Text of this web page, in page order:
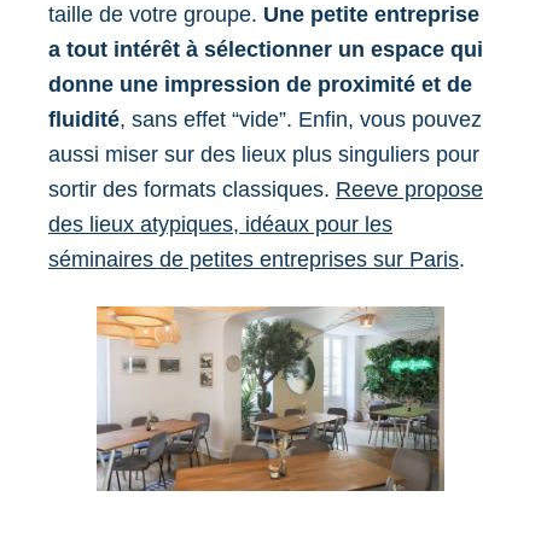
taille de votre groupe. Une petite entreprise
a tout intérêt à sélectionner un espace qui
donne une impression de proximité et de
fluidité, sans effet “vide”. Enfin, vous pouvez
aussi miser sur des lieux plus singuliers pour
sortir des formats classiques. Reeve propose
des lieux atypiques, idéaux pour les
séminaires de petites entreprises sur Paris.